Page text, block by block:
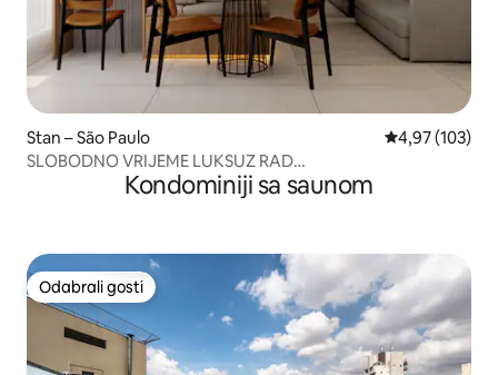
Stan – São Paulo Prosječna
4,97 (103)
SLOBODNO VRIJEME LUKSUZ RAD
Garaža/BAZEN/Paulista/Sírio Libanê
Kondominiji sa saunom
Odabrali gosti
Odabrali gosti